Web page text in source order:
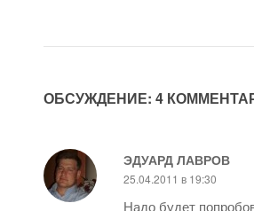
ОБСУЖДЕНИЕ: 4
ЭДУАРД ЛАВРОВ
25.04.2011 в 19:30
Надо будет